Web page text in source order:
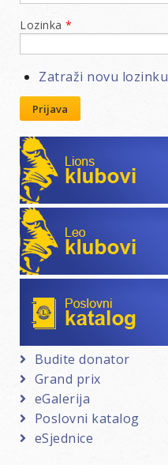
Lozinka *
Zatraži novu lozinku
Prijava
Lions klubovi
Leo klubovi
Budite donator
Grand prix
eGalerija
Poslovni katalog
eSjednice